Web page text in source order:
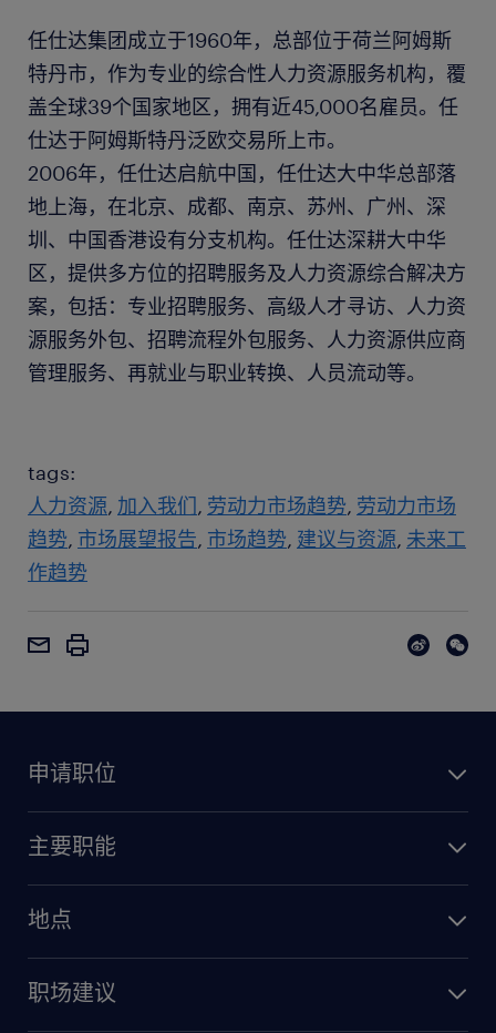
任仕达集团成立于1960年，总部位于荷兰阿姆斯
特丹市，作为专业的综合性人力资源服务机构，覆
盖全球39个国家地区，拥有近45,000名雇员。任
仕达于阿姆斯特丹泛欧交易所上市。
2006年，任仕达启航中国，任仕达大中华总部落
地上海，在北京、成都、南京、苏州、广州、深
圳、中国香港设有分支机构。任仕达深耕大中华
区，提供多方位的招聘服务及人力资源综合解决方
案，包括：专业招聘服务、高级人才寻访、人力资
源服务外包、招聘流程外包服务、人力资源供应商
管理服务、再就业与职业转换、人员流动等。
tags:
人力资源 加入我们 劳动力市场趋势 劳动力市场
趋势 市场展望报告 市场趋势 建议与资源 未来工
作趋势
申请职位
主要职能
地点
职场建议